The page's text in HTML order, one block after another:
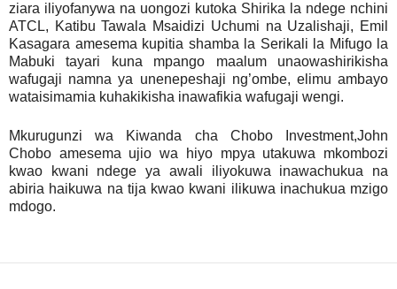
ziara iliyofanywa na uongozi kutoka Shirika la ndege nchini
ATCL, Katibu Tawala Msaidizi Uchumi na Uzalishaji, Emil
Kasagara amesema kupitia shamba la Serikali la Mifugo la
Mabuki tayari kuna mpango maalum unaowashirikisha
wafugaji namna ya unenepeshaji ng’ombe, elimu ambayo
wataisimamia kuhakikisha inawafikia wafugaji wengi.
Mkurugunzi wa Kiwanda cha Chobo Investment,John
Chobo amesema ujio wa hiyo mpya utakuwa mkombozi
kwao kwani ndege ya awali iliyokuwa inawachukua na
abiria haikuwa na tija kwao kwani ilikuwa inachukua mzigo
mdogo.